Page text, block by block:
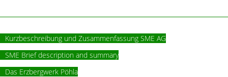
Kurzbeschreibung und Zusammenfassung SME AG
SME Brief description and summary
Das Erzbergwerk Pöhla